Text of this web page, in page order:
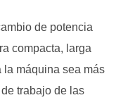
de potencia
compacta, larga
máquina sea más
trabajo de las